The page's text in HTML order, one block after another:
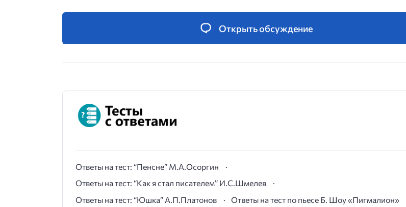
Открыть обсуждение
Ответы на тест: “Пенсне” М.А.Осоргин
Ответы на тест: “Как я стал писателем” И.С.Шмелев
Ответы на тест: “Юшка” А.П.Платонов
Ответы на тест по пьесе Б. Шоу «Пигмалион»